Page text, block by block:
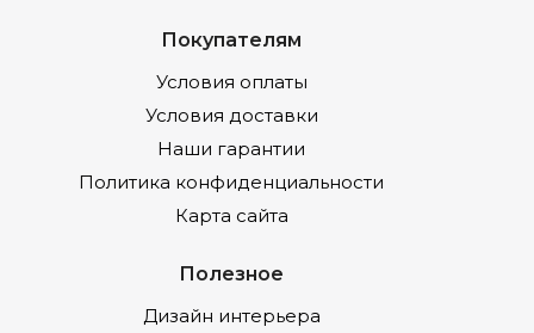
Покупателям
Условия оплаты
Условия доставки
Наши гарантии
Политика конфиденциальности
Карта сайта
Полезное
Дизайн интерьера